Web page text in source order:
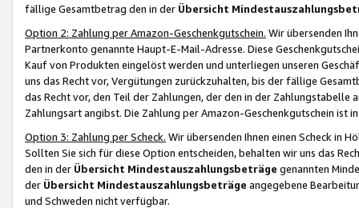
fällige Gesamtbetrag den in der Übersicht
Option 2: Zahlung per Amazon-Geschenkgutschein. Wir übersenden
Partnerkonto genannte Haupt-E-Mail-Adresse. Diese
Kauf von Produkten eingelöst werden und unterliegen unseren
uns das Recht vor, Vergütungen zurückzuhalten, bis der fällige
das Recht vor, den Teil der Zahlungen, der den in der
Zahlungsart angibst. Die Zahlung per Amazon-Geschenkgutschein ist
Option 3: Zahlung per Scheck. Wir übersenden Ihnen einen Scheck in
Sollten Sie sich für diese Option entscheiden, behalten wir uns das
den in der Übersicht Mindestauszahlungsbeträge genannten
der Übersicht Mindestauszahlungsbeträge angegebene
und Schweden nicht verfügbar.